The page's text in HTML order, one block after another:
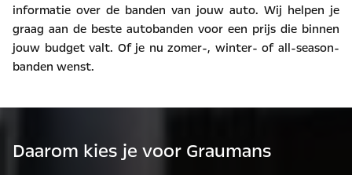
informatie over de banden van jouw auto. Wij helpen je
graag aan de beste autobanden voor een prijs die binnen
jouw budget valt. Of je nu zomer-, winter- of all-season-
banden wenst.
Daarom kies je voor Graumans